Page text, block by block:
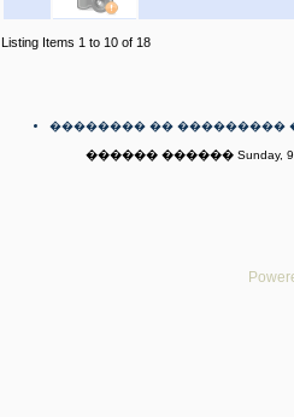
Listing Items 1 to 10 of 18
�������� �� ���������
������ ������ Sunday,